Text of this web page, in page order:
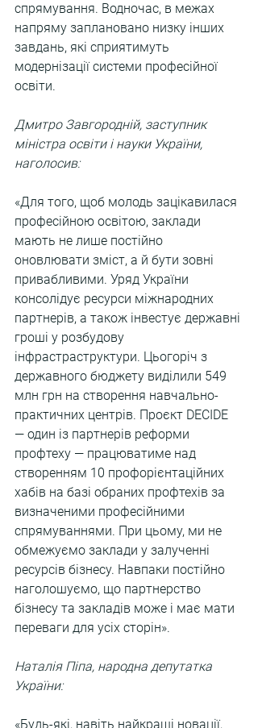
спрямування. Водночас, в межах
напряму заплановано низку інших
завдань, які сприятимуть
модернізації системи професійної
освіти.
Дмитро Завгородній, заступник
міністра освіти і науки України,
наголосив:
«Для того, щоб молодь зацікавилася
професійною освітою, заклади
мають не лише постійно
оновлювати зміст, а й бути зовні
привабливими. Уряд України
консолідує ресурси міжнародних
партнерів, а також інвестує державні
гроші у розбудову
інфрастраструктури. Цьогоріч з
державного бюджету виділили 549
млн грн на створення навчально-
практичних центрів. Проєкт DECIDE
— один із партнерів реформи
профтеху — працюватиме над
створенням 10 профорієнтаційних
хабів на базі обраних профтехів за
визначеними професійними
спрямуваннями. При цьому, ми не
обмежуємо заклади у залученні
ресурсів бізнесу. Навпаки постійно
наголошуємо, що партнерство
бізнесу та закладів може і має мати
переваги для усіх сторін».
Наталія Піпа, народна депутатка
України:
«Будь-які, навіть найкращі новації,